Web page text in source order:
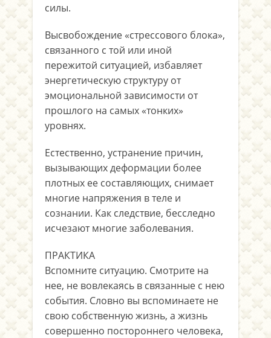
силы.
Высвобождение «стрессового блока»,
связанного с той или иной
пережитой ситуацией, избавляет
энергетическую структуру от
эмоциональной зависимости от
прошлого на самых «тонких»
уровнях.
Естественно, устранение причин,
вызывающих деформации более
плотных ее составляющих, снимает
многие напряжения в теле и
сознании. Как следствие, бесследно
исчезают многие заболевания.
ПРАКТИКА
Вспомните ситуацию. Смотрите на
нее, не вовлекаясь в связанные с нею
события. Словно вы вспоминаете не
свою собственную жизнь, а жизнь
совершенно постороннего человека,